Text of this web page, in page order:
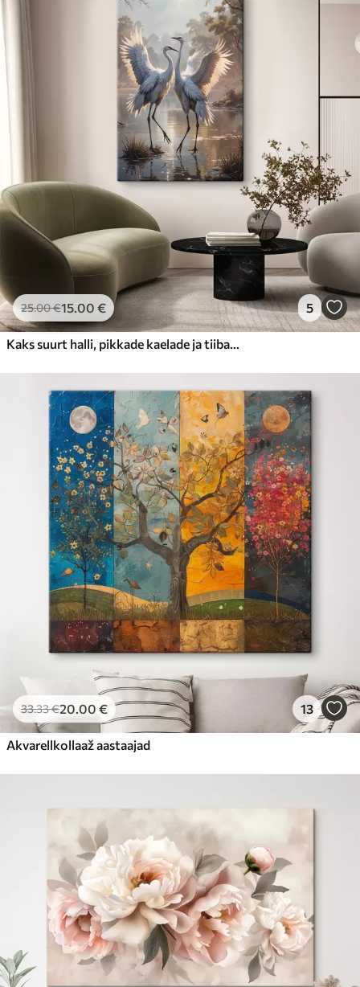
25.00€15.00 € 5
Kaks suurt halli, pikkade kaelade ja tiibadega kraanat, mis seisavad puudest ümbritsetud udujärves
33.33€20.00 € 13
Akvarellkollaaž aastaajad